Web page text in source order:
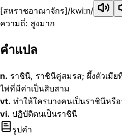
[สหราชอาณาจักร]/kwiːn/
ความถี่: สูงมาก
คำแปล
n. ราชินี, ราชินีคู่สมรส; ผึ้งตัวเมี
ไพ่ที่มีค่าเป็นสิบสาม
vt. ทำให้ใครบางคนเป็นราชินีหรื
vi. ปฏิบัติตนเป็นราชินี
รูปคำ